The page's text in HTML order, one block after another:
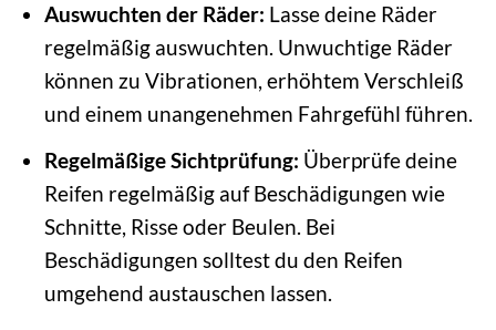
Auswuchten der Räder: Lasse deine Räder
regelmäßig auswuchten. Unwuchtige Räder
können zu Vibrationen, erhöhtem Verschleiß
und einem unangenehmen Fahrgefühl führen.
Regelmäßige Sichtprüfung: Überprüfe deine
Reifen regelmäßig auf Beschädigungen wie
Schnitte, Risse oder Beulen. Bei
Beschädigungen solltest du den Reifen
umgehend austauschen lassen.